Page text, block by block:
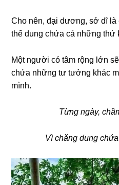
Cho nên, đại dương, sở dĩ
thể dung chứa cả những thứ
Một người có tâm rộng lớn
chứa những tư tưởng khác
mình.
Từng ngày,
Vì chăng dung